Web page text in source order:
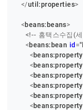
</util:properties>
<beans:beans>
<!-- 홈택스수집(
<beans:bean id =
<beans:property
<beans:property
<beans:property
<beans:property
<beans:property
<beans:property